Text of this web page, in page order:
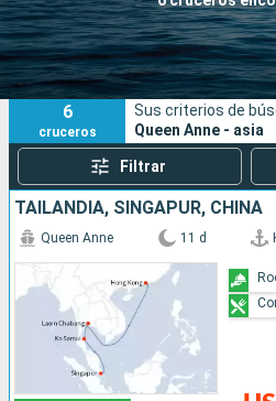
Fecha de salida
Puertos
6
cruceros
Sus criterios de
Queen Anne - asia
Filtrar
TAILANDIA, SINGAPUR, CHINA
Queen Anne 11 d